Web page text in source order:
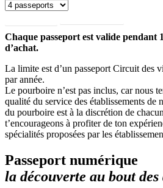
Chaque passeport est valide pendant
d’achat.
La limite est d’un passeport Circuit des
par année.
Le pourboire n’est pas inclus, car nous
qualité du service des établissements de
du pourboire est à la discrétion de
t’encourageons à profiter de ton
spécialités proposées par les
Passeport numérique
la découverte au bout des